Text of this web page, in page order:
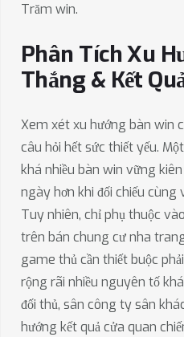
Trăm win.
Phân Tích Xu
Thắng & Kết
Xem xét xu hướng bàn win
câu hỏi hết sức thiết yếu.
khá nhiều bàn win vững
ngày hơn khi đối chiếu cùng
Tuy nhiên, chỉ phụ thuộc
trên bán chung cư nha
game thủ cần thiết buộc
rộng rãi nhiều nguyên tố
đối thủ, sân công ty sân
hướng kết quả cửa quan